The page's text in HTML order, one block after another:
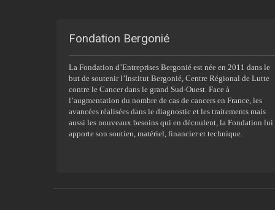
Fondation Bergonié
La Fondation d’Entreprises Bergonié est née en 2011 dans le
but de soutenir l’Institut Bergonié, Centre Régional de Lutte
contre le Cancer dans le grand Sud-Ouest. Face à
l’augmentation du nombre de cas de cancers en France, les
avancées réalisées dans le diagnostic et les traitements mais
aussi les nouveaux besoins qui en découlent, la Fondation lui
apporte son soutien, matériel, financier et technique.